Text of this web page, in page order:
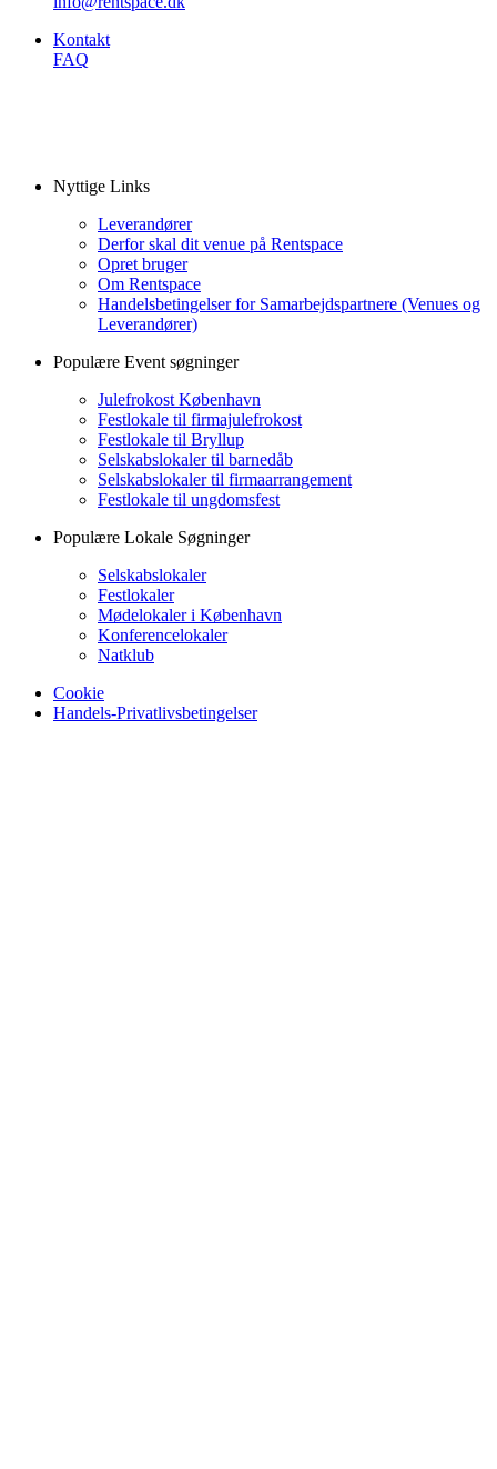
Kontakt
FAQ
Nyttige Links
Leverandører
Derfor skal dit venue på Rentspace
Opret bruger
Om Rentspace
Handelsbetingelser for Samarbejdspartnere (Venues og
Leverandører)
Populære Event søgninger
Julefrokost København
Festlokale til firmajulefrokost
Festlokale til Bryllup
Selskabslokaler til barnedåb
Selskabslokaler til firmaarrangement
Festlokale til ungdomsfest
Populære Lokale Søgninger
Selskabslokaler
Festlokaler
Mødelokaler i København
Konferencelokaler
Natklub
Cookie
Handels-Privatlivsbetingelser